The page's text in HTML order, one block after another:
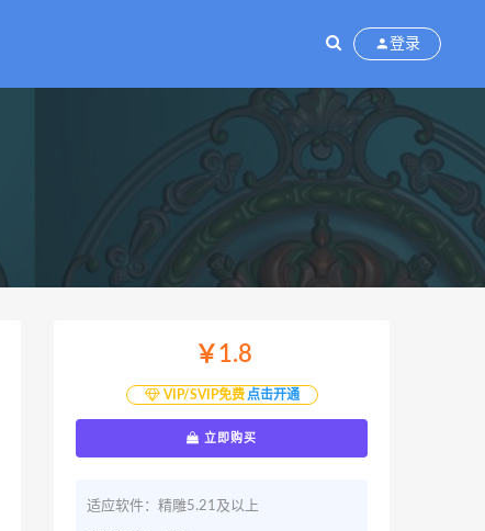
登录
￥1.8
VIP/SVIP免费 点击开通
立即购买
适应软件：精雕5.21及以上